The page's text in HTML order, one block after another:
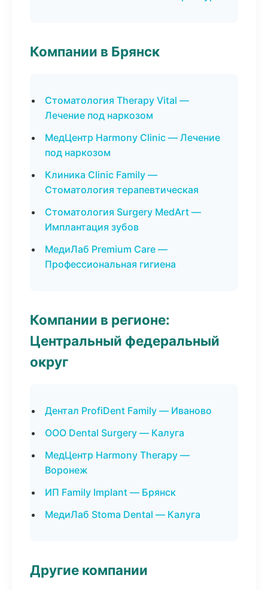
Компании в Брянск
Стоматология Therapy Vital —
Лечение под наркозом
МедЦентр Harmony Clinic — Лечение
под наркозом
Клиника Clinic Family —
Стоматология терапевтическая
Стоматология Surgery MedArt —
Имплантация зубов
МедиЛаб Premium Care —
Профессиональная гигиена
Компании в регионе:
Центральный федеральный
округ
Дентал ProfiDent Family — Иваново
ООО Dental Surgery — Калуга
МедЦентр Harmony Therapy —
Воронеж
ИП Family Implant — Брянск
МедиЛаб Stoma Dental — Калуга
Другие компании